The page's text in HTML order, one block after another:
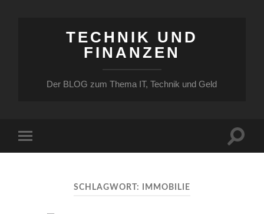
TECHNIK UND
FINANZEN
Der BLOG zum Thema IT, Technik und Geld
Menü
SCHLAGWORT: IMMOBILIE